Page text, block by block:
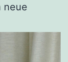
neue